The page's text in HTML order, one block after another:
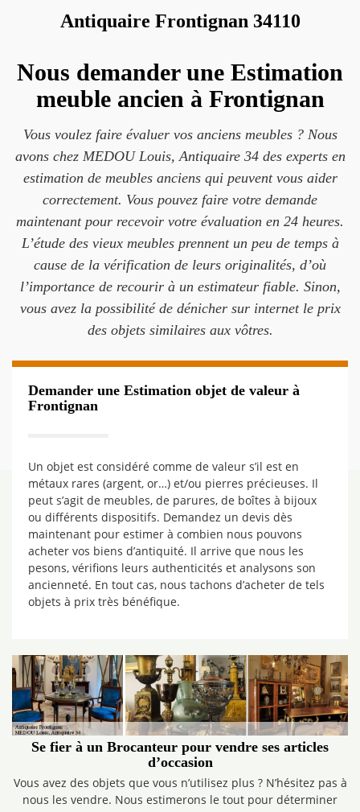
Antiquaire Frontignan 34110
Nous demander une Estimation
meuble ancien à Frontignan
Vous voulez faire évaluer vos anciens meubles ? Nous
avons chez MEDOU Louis, Antiquaire 34 des experts en
estimation de meubles anciens qui peuvent vous aider
correctement. Vous pouvez faire votre demande
maintenant pour recevoir votre évaluation en 24 heures.
L’étude des vieux meubles prennent un peu de temps à
cause de la vérification de leurs originalités, d’où
l’importance de recourir à un estimateur fiable. Sinon,
vous avez la possibilité de dénicher sur internet le prix
des objets similaires aux vôtres.
Demander une Estimation objet de valeur à
Frontignan
Un objet est considéré comme de valeur s’il est en
métaux rares (argent, or…) et/ou pierres précieuses. Il
peut s’agit de meubles, de parures, de boîtes à bijoux
ou différents dispositifs. Demandez un devis dès
maintenant pour estimer à combien nous pouvons
acheter vos biens d’antiquité. Il arrive que nous les
pesons, vérifions leurs authenticités et analysons son
ancienneté. En tout cas, nous tachons d’acheter de tels
objets à prix très bénéfique.
Se fier à un Brocanteur pour vendre ses articles
d’occasion
Vous avez des objets que vous n’utilisez plus ? N’hésitez pas à
nous les vendre. Nous estimerons le tout pour déterminer